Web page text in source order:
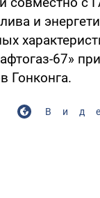
и
67»
Гонконга.